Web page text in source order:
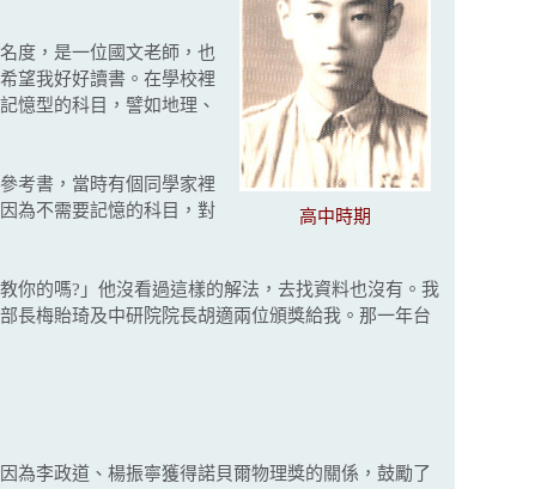
高中時期
度，是一位國文老師，也
望我好好讀書。在學校裡
憶型的科目，譬如地理、
考書，當時有個同學家裡
為不需要記憶的科目，對
的嗎?」他沒看過這樣的解法，去找資料也沒有。我
長梅貽琦及中研院院長胡適兩位頒獎給我。那一年台
李政道、楊振寧獲得諾貝爾物理獎的關係，鼓勵了